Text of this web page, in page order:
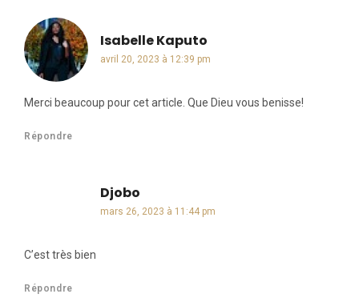
Isabelle Kaputo
avril 20, 2023 à 12:39 pm
Merci beaucoup pour cet article. Que Dieu vous benisse!
Répondre
Djobo
mars 26, 2023 à 11:44 pm
C’est très bien
Répondre